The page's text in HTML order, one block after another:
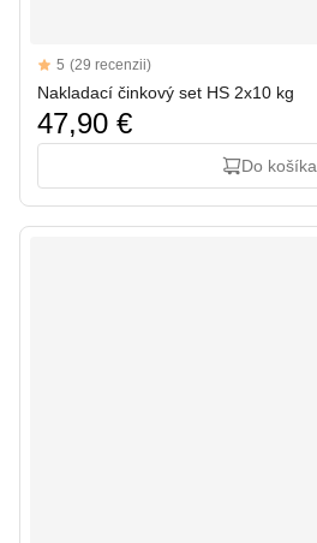
Reviews
5 out of 5 stars
5 (29 recenzii)
Nakladací činkový set HS 2x10 kg
47,90 €
Do košíka